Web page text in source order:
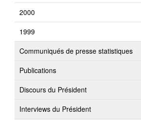
2000
1999
Communiqués de presse statistiques
Publications
Discours du Président
Interviews du Président